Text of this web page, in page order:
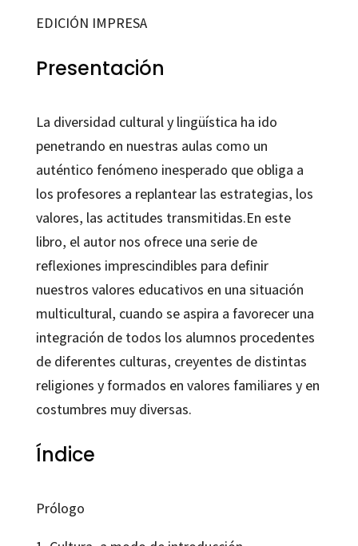
cantidad
EDICIÓN IMPRESA
Presentación
La diversidad cultural y lingüística ha ido
penetrando en nuestras aulas como un
auténtico fenómeno inesperado que obliga a
los profesores a replantear las estrategias, los
valores, las actitudes transmitidas.En este
libro, el autor nos ofrece una serie de
reflexiones imprescindibles para definir
nuestros valores educativos en una situación
multicultural, cuando se aspira a favorecer una
integración de todos los alumnos procedentes
de diferentes culturas, creyentes de distintas
religiones y formados en valores familiares y en
costumbres muy diversas.
Índice
Prólogo